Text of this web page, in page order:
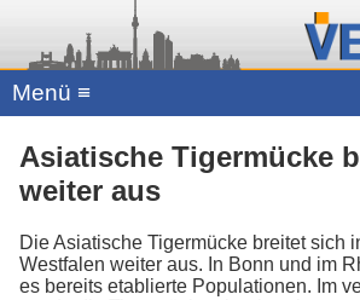
Menü ≡
Asiatische Tigermücke
weiter aus
Die Asiatische Tigermücke breitet sich
Westfalen weiter aus. In Bonn und im
es bereits etablierte Populationen. Im